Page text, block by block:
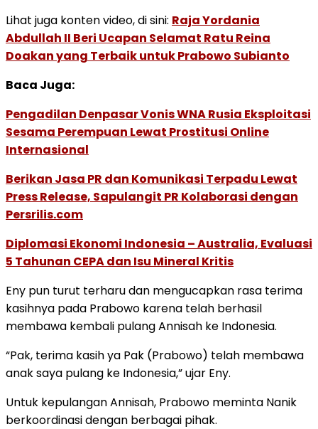
Lihat juga konten video, di sini: Raja Yordania
Abdullah II Beri Ucapan Selamat Ratu Reina
Doakan yang Terbaik untuk Prabowo Subianto
Baca Juga:
Pengadilan Denpasar Vonis WNA Rusia Eksploitasi
Sesama Perempuan Lewat Prostitusi Online
Internasional
Berikan Jasa PR dan Komunikasi Terpadu Lewat
Press Release, Sapulangit PR Kolaborasi dengan
Persrilis.com
Diplomasi Ekonomi Indonesia – Australia, Evaluasi
5 Tahunan CEPA dan Isu Mineral Kritis
Eny pun turut terharu dan mengucapkan rasa terima
kasihnya pada Prabowo karena telah berhasil
membawa kembali pulang Annisah ke Indonesia.
“Pak, terima kasih ya Pak (Prabowo) telah membawa
anak saya pulang ke Indonesia,” ujar Eny.
Untuk kepulangan Annisah, Prabowo meminta Nanik
berkoordinasi dengan berbagai pihak.